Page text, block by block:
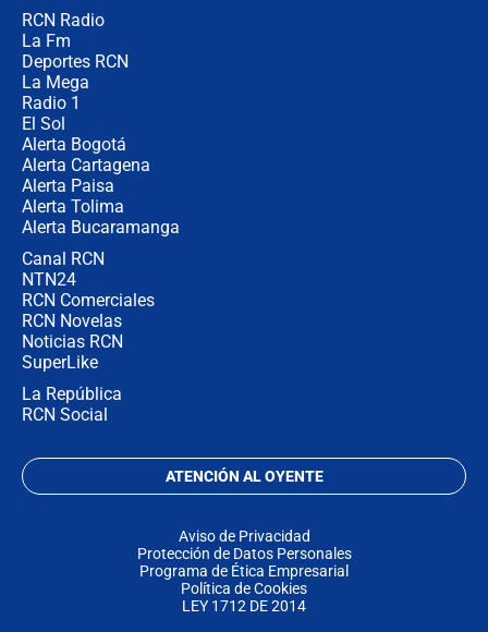
RCN Radio
La Fm
Deportes RCN
La Mega
Radio 1
El Sol
Alerta Bogotá
Alerta Cartagena
Alerta Paisa
Alerta Tolima
Alerta Bucaramanga
Canal RCN
NTN24
RCN Comerciales
RCN Novelas
Noticias RCN
SuperLike
La República
RCN Social
ATENCIÓN AL OYENTE
Aviso de Privacidad
Protección de Datos Personales
Programa de Ética Empresarial
Política de Cookies
LEY 1712 DE 2014